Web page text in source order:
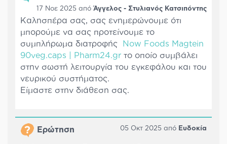
17 Νοε 2025 απόΆγγελος - Στυλιανός Κατσιπόντης
Καλησπέρα σας, σας ενημερώνουμε ότι
μπορούμε να σας προτείνουμε το
συμπλήρωμα διατροφής
Now Foods Magtein
90veg.caps | Pharm24.gr το οποίο συμβάλει
στην σωστή λειτουργία του εγκεφάλου και του
νευρικού συστήματος.
Είμαστε στην διάθεση σας.
Ερώτηση 05 Οκτ 2025 από Ευδοκία